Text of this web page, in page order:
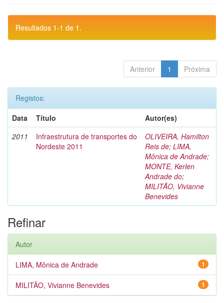
Resultados 1-1 de 1.
Anterior 1 Próxima
Registos:
Data
Título
Autor(es)
2011
Infraestrutura de transportes do
Nordeste 2011
OLIVEIRA, Hamilton
Reis de; LIMA,
Mônica de Andrade;
MONTE, Kerlen
Andrade do;
MILITÃO, Vivianne
Benevides
Refinar
Autor
1
LIMA, Mônica de Andrade
1
MILITÃO, Vivianne Benevides